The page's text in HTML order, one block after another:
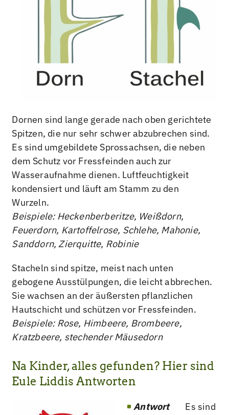
Dornen sind lange gerade nach oben gerichtete
Spitzen, die nur sehr schwer abzubrechen sind.
Es sind umgebildete Sprossachsen, die neben
dem Schutz vor Fressfeinden auch zur
Wasseraufnahme dienen. Luftfeuchtigkeit
kondensiert und läuft am Stamm zu den
Wurzeln.
Beispiele: Heckenberberitze, Weißdorn,
Feuerdorn, Kartoffelrose, Schlehe, Mahonie,
Sanddorn, Zierquitte, Robinie
Stacheln sind spitze, meist nach unten
gebogene Ausstülpungen, die leicht abbrechen.
Sie wachsen an der äußersten pflanzlichen
Hautschicht und schützen vor Fressfeinden.
Beispiele: Rose, Himbeere, Brombeere,
Kratzbeere, stechender Mäusedorn
Na Kinder, alles gefunden? Hier sind
Eule Liddis Antworten
Antwort
Es sind